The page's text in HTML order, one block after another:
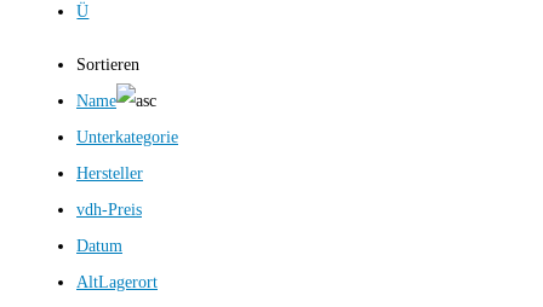
Ü
Sortieren
Name
Unterkategorie
Hersteller
vdh-Preis
Datum
AltLagerort